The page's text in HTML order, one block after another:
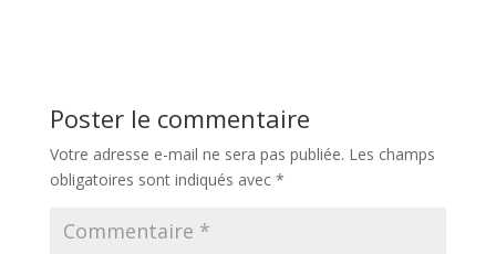
Poster le commentaire
Votre adresse e-mail ne sera pas publiée. Les champs
obligatoires sont indiqués avec *